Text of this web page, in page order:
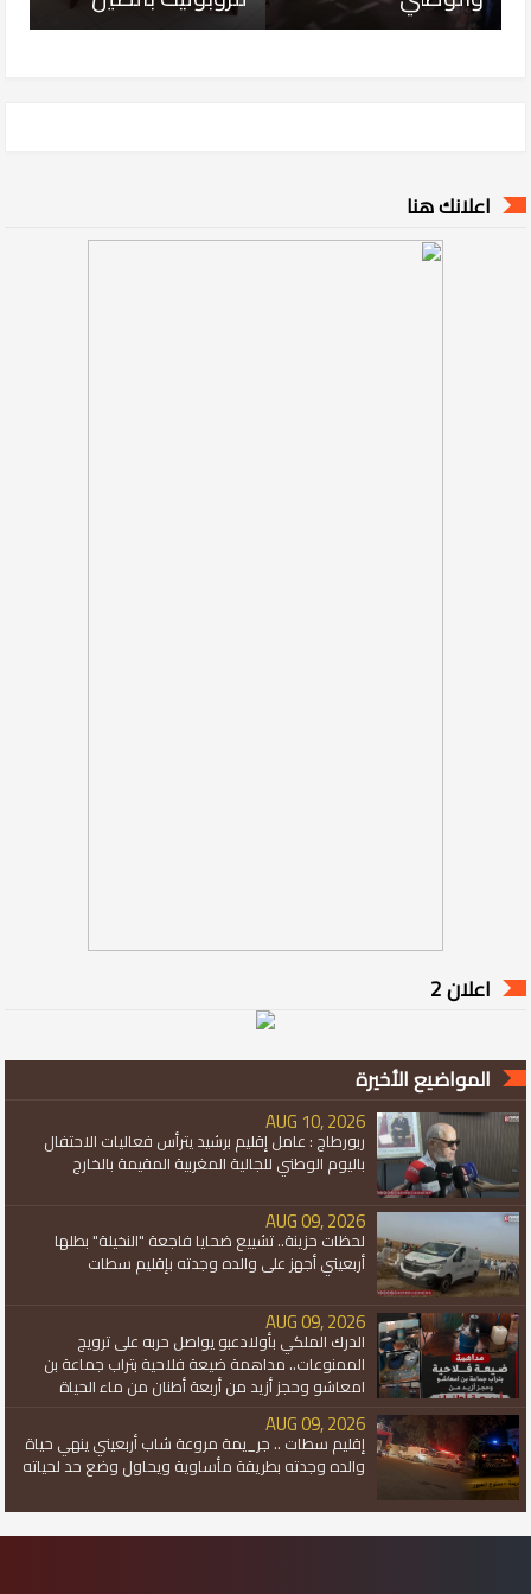
اعلانك هنا
اعلان 2
المواضيع الأخيرة
AUG 10, 2026
ربورطاج : عامل إقليم برشيد يترأس فعاليات الاحتفال
باليوم الوطني للجالية المغربية المقيمة بالخارج
AUG 09, 2026
لحظات حزينة.. تشييع ضحايا فاجعة "النخيلة" بطلها
أربعيني أجهز على والده وجدته بإقليم سطات
AUG 09, 2026
الدرك الملكي بأولادعبو يواصل حربه على ترويج
الممنوعات.. مداهمة ضيعة فلاحية بتراب جماعة بن
امعاشو وحجز أزيد من أربعة أطنان من ماء الحياة
AUG 09, 2026
إقليم سطات .. جر_يمة مروعة شاب أربعيني ينهي حياة
والده وجدته بطريقة مأساوية ويحاول وضع حد لحياته